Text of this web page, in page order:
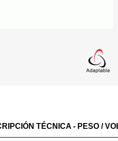
TÉCNICA - PESO /